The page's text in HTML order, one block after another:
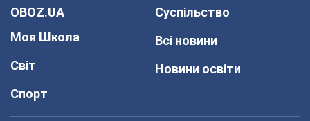
OBOZ.UA
Моя Школа
Світ
Спорт
Суспільство
Всі новини
Новини освіти